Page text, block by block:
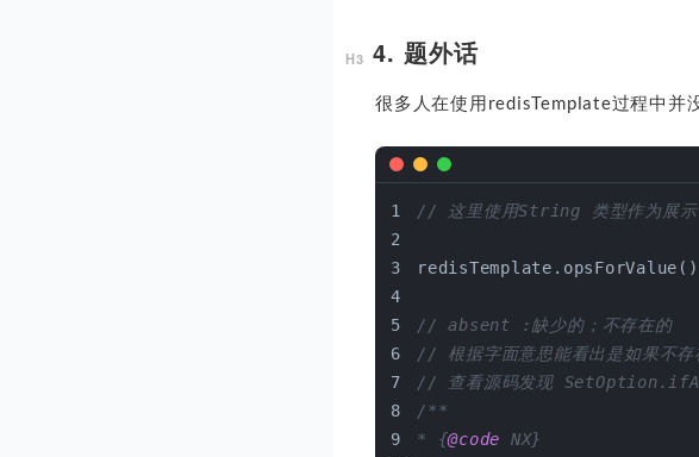
4. 题外话
很多人在使用redisTemplate过程中并
// 这里使用String 类型作为展示
// absent :缺少的；不存在的
// 根据字面意思能看出是如果不存
// 查看源码发现
/**
* {@code NX}